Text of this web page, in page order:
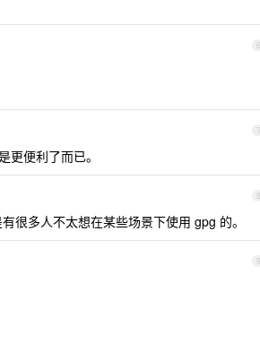
6
7
便利了而已。
8
很多人不太想在某些场景下使用 gpg 的。
9